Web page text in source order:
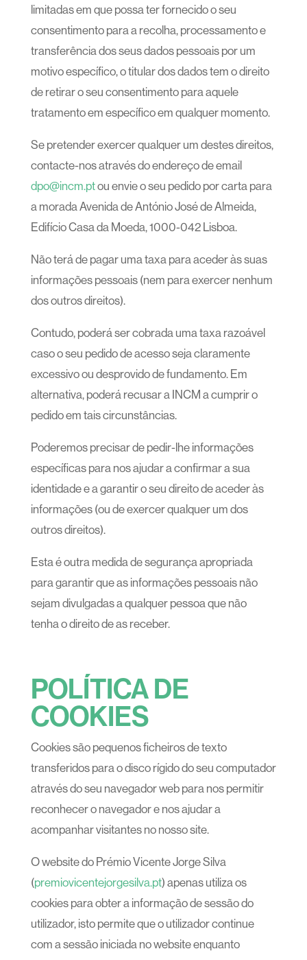
limitadas em que possa ter fornecido o seu
consentimento para a recolha, processamento e
transferência dos seus dados pessoais por um
motivo específico, o titular dos dados tem o direito
de retirar o seu consentimento para aquele
tratamento em específico em qualquer momento.
Se pretender exercer qualquer um destes direitos,
contacte-nos através do endereço de email
dpo@incm.ptou envie o seu pedido por carta para
a morada Avenida de António José de Almeida,
Edifício Casa da Moeda, 1000-042 Lisboa.
Não terá de pagar uma taxa para aceder às suas
informações pessoais (nem para exercer nenhum
dos outros direitos).
Contudo, poderá ser cobrada uma taxa razoável
caso o seu pedido de acesso seja claramente
excessivo ou desprovido de fundamento. Em
alternativa, poderá recusar a INCM a cumprir o
pedido em tais circunstâncias.
Poderemos precisar de pedir-lhe informações
específicas para nos ajudar a confirmar a sua
identidade e a garantir o seu direito de aceder às
informações (ou de exercer qualquer um dos
outros direitos).
Esta é outra medida de segurança apropriada
para garantir que as informações pessoais não
sejam divulgadas a qualquer pessoa que não
tenha o direito de as receber.
POLÍTICA DE
COOKIES
Cookies são pequenos ficheiros de texto
transferidos para o disco rígido do seu computador
através do seu navegador web para nos permitir
reconhecer o navegador e nos ajudar a
acompanhar visitantes no nosso site.
O website do Prémio Vicente Jorge Silva
(premiovicentejorgesilva.pt) apenas utiliza os
cookies para obter a informação de sessão do
utilizador, isto permite que o utilizador continue
com a sessão iniciada no website enquanto